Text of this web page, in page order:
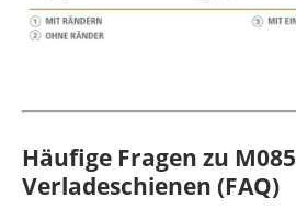
Häufige Fragen zu M085
Verladeschienen (FAQ)